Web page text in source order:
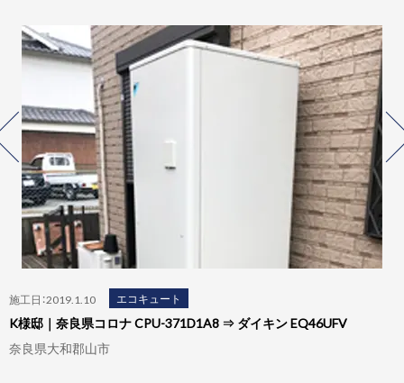
施工日：2019.1.10 エコキュート
K様邸｜奈良県コロナ CPU-371D1A8 ⇒ ダイキン EQ46UFV
奈良県大和郡山市